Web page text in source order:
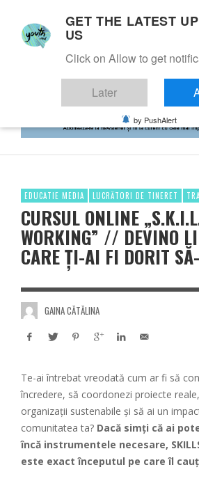
EDUCATIE MEDIA LUCRĂTORI DE TINERET
CURSUL ONLINE
WORKING” // DEVINO
CARE ȚI-AI FI DORIT
GAINA CĂTĂLINA
Te-ai întrebat vreodată cum ar fi să
încredere, să coordonezi proiecte
organizații sustenabile și să ai un
comunitatea ta? Dacă simți că ai
încă instrumentele necesare,
este exact începutul pe care îl
GET THE LATEST
US
Click on Allow to get
Later
by PushAlert